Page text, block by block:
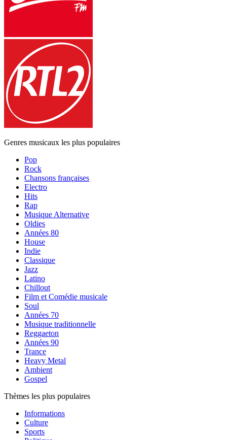
Genres musicaux les plus populaires
Pop
Rock
Chansons françaises
Electro
Hits
Rap
Musique Alternative
Oldies
Années 80
House
Indie
Classique
Jazz
Latino
Chillout
Film et Comédie musicale
Soul
Années 70
Musique traditionnelle
Reggaeton
Années 90
Trance
Heavy Metal
Ambient
Gospel
Thèmes les plus populaires
Informations
Culture
Sports